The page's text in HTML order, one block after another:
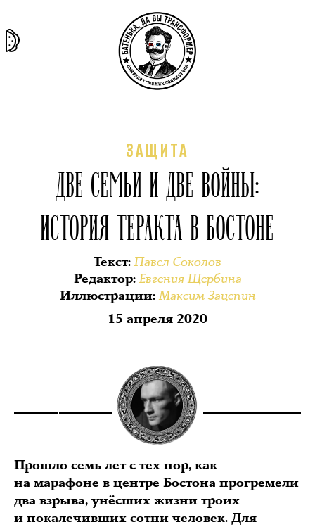
ЗАЩИТА
ДВЕ СЕМЬИ И ДВЕ ВОЙНЫ:
ИСТОРИЯ ТЕРАКТА В БОСТОНЕ
Текст:Павел Соколов
Редактор:Евгения Щербина
Иллюстрации:Максим Зацепин
15 апреля 2020
Прошло семь лет с тех пор, как
на марафоне в центре Бостона прогремели
два взрыва, унёсших жизни троих
и покалечивших сотни человек. Для